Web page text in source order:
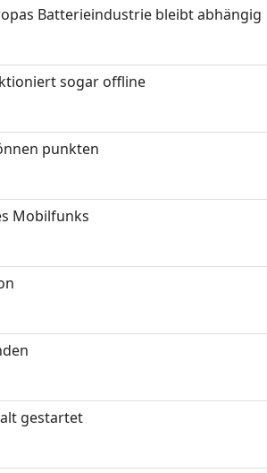
Batterieindustrie bleibt abhängig
sogar offline
punkten
Mobilfunks
gestartet